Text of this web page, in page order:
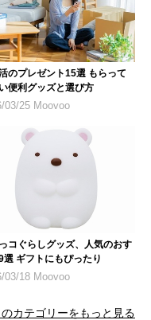
のプレゼント15選 もらって
便利グッズと選び方
03/25 Moovoo
コぐらしグッズ、人気のおす
選 ギフトにもぴったり
03/18 Moovoo
カテゴリーをもっと見る